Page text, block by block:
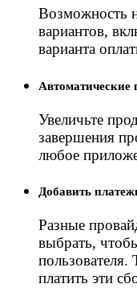
Возможность
вариантов,
варианта
Автоматические
Увеличьте
завершения
любое
Добавить
Разные
выбрать,
пользователя.
платить эти